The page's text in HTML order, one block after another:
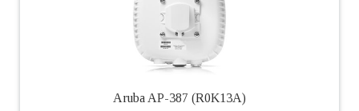
Aruba AP-387 (R0K13A)